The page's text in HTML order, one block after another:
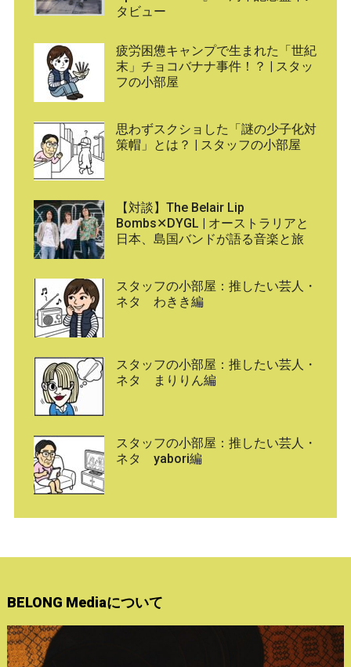
タビュー
疲労困憊キャンプで生まれた「世紀
末」チョコバナナ事件！？ | スタッ
フの小部屋
思わずスクショした「謎の少子化対
策帽」とは？ | スタッフの小部屋
【対談】The Belair Lip
Bombs✕DYGL | オーストラリアと
日本、島国バンドが語る音楽と旅
スタッフの小部屋：推したい芸人・
ネタ わきき編
スタッフの小部屋：推したい芸人・
ネタ まりりん編
スタッフの小部屋：推したい芸人・
ネタ yabori編
BELONG Mediaについて